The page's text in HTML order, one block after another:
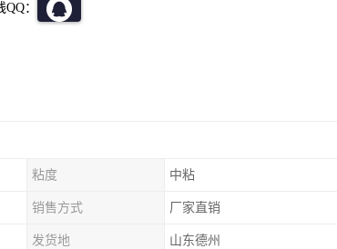
QQ：
粘度 中粘
销售方式 厂家直销
发货地 山东德州